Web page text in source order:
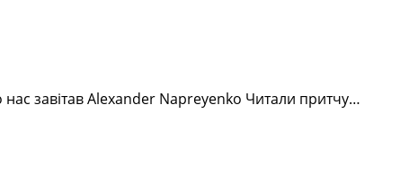
завітав Alexander Napreyenko Читали притчу…